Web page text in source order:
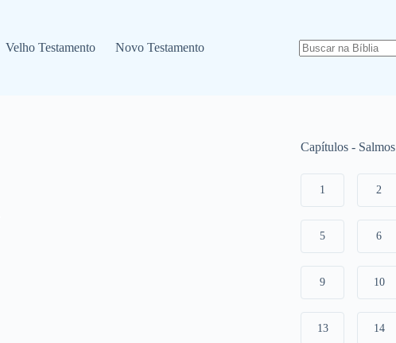
Velho Testamento Novo Testamento
Capítulos - Salmos
1 2
5 6
9 10
13 14